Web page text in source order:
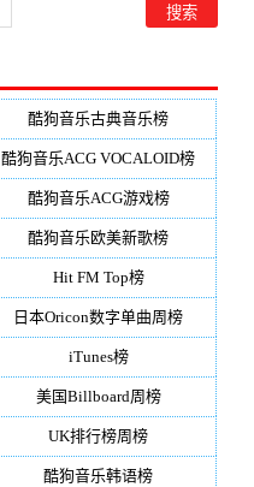
酷狗音乐古典音乐榜
酷狗音乐ACG VOCALOID榜
酷狗音乐ACG游戏榜
酷狗音乐欧美新歌榜
Hit FM Top榜
日本Oricon数字单曲周榜
iTunes榜
美国Billboard周榜
UK排行榜周榜
酷狗音乐韩语榜